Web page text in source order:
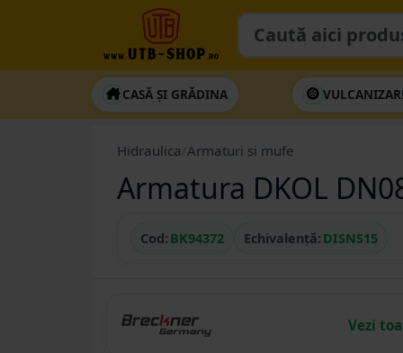
CASĂ ȘI GRĂDINA
Hidraulica Armaturi si mufe
Armatura DKOL
Cod: BK94372 Echivalență: DISNS15
Vezi